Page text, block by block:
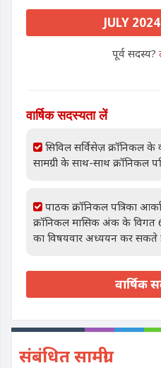
JULY
पूर्व सदस्य?
वार्षिक सदस्यता लें
सिविल सर्विसेज़ क्रॉनिकल के
सामग्री के साथ-साथ क्रॉनिकल
पाठक क्रॉनिकल पत्रिका
क्रॉनिकल मासिक अंक के विगत 6
का विषयवार अध्ययन कर सकते
वार्षिक
संबंधित सामग्री